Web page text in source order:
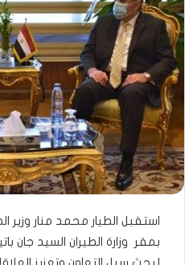
استقبل الطيار محمد منار وزير
بمقر وزارة الطيران السيد جان